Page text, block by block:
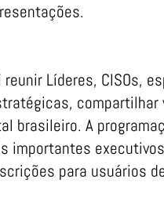
reunir Líderes, CISOs,
compartilhar
brasileiro. A
importantes
para usuários